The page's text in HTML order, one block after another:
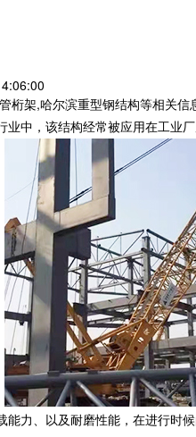
桁架,哈尔滨重型钢结构等相关信
中，该结构经常被应用在工业厂
力、以及耐磨性能，在进行